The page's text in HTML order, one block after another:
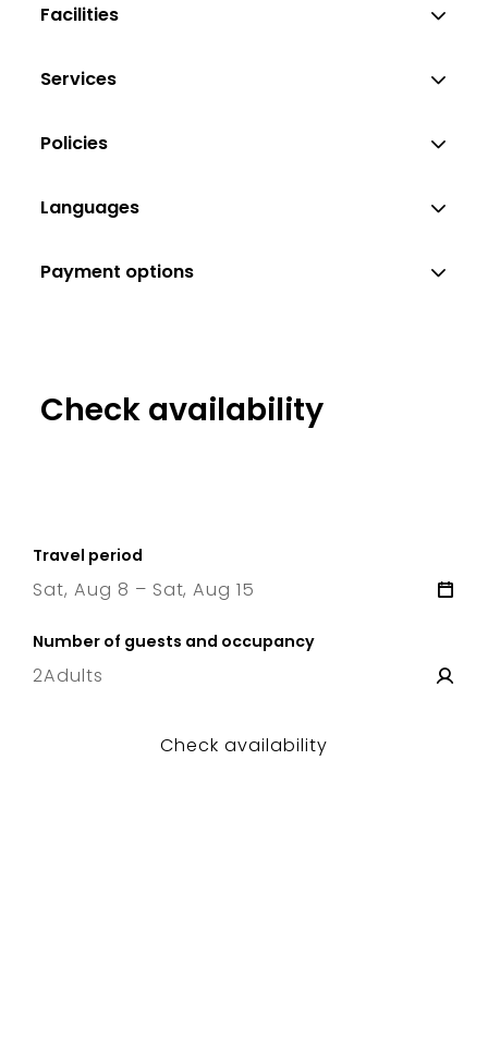
Facilities
Services
Policies
Languages
Payment options
Check availability
Travel period
Sat, Aug 8 – Sat, Aug 15
Number of guests and occupancy
2Adults
Check availability